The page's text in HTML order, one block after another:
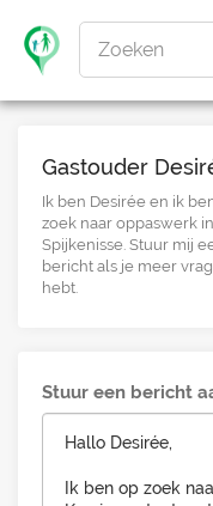
Zoeken
Gastouder
Ik ben Desirée en ik
zoek naar oppaswerk in
Spijkenisse. Stuur mij
bericht als je meer
hebt.
Stuur een bericht